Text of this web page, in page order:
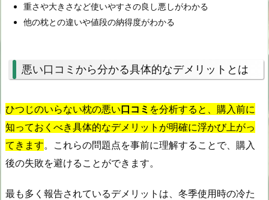
重さや大きさなど使いやすさの良し悪しがわかる
他の枕との違いや値段の納得度がわかる
悪い口コミから分かる具体的なデメリットとは
ひつじのいらない枕の悪い口コミ を分析すると、購入前に
知っておくべき具体的なデメリットが明確に浮かび上がっ
てきます。これらの問題点を事前に理解することで、購入
後の失敗を避けることができます。
最も多く報告されているデメリットは、冬季使用時の冷た